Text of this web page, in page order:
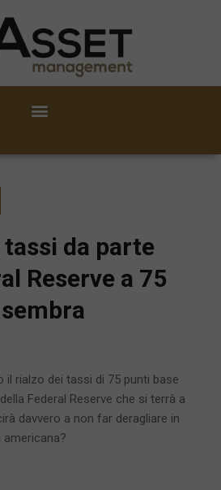
da parte
Reserve a 75
rialzo dei tassi di 75 punti base
Federal Reserve che si terrà a
davvero a non far deragliare in
americana?